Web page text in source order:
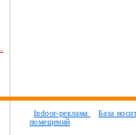
Indoor-реклама
База
помещений